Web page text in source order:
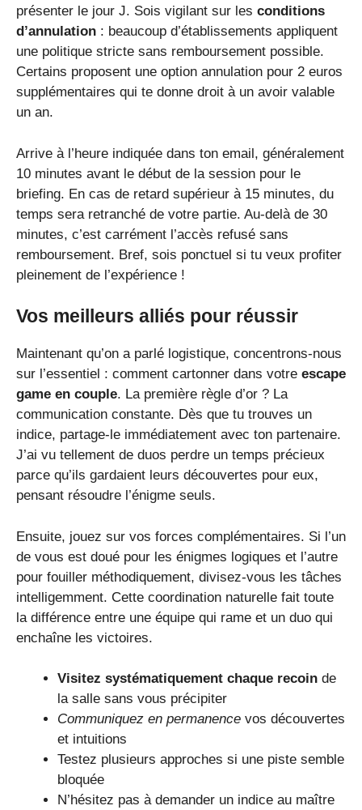
présenter le jour J. Sois vigilant sur les conditions
d’annulation : beaucoup d’établissements appliquent
une politique stricte sans remboursement possible.
Certains proposent une option annulation pour 2 euros
supplémentaires qui te donne droit à un avoir valable
un an.
Arrive à l’heure indiquée dans ton email, généralement
10 minutes avant le début de la session pour le
briefing. En cas de retard supérieur à 15 minutes, du
temps sera retranché de votre partie. Au-delà de 30
minutes, c’est carrément l’accès refusé sans
remboursement. Bref, sois ponctuel si tu veux profiter
pleinement de l’expérience !
Vos meilleurs alliés pour réussir
Maintenant qu’on a parlé logistique, concentrons-nous
sur l’essentiel : comment cartonner dans votre escape
game en couple. La première règle d’or ? La
communication constante. Dès que tu trouves un
indice, partage-le immédiatement avec ton partenaire.
J’ai vu tellement de duos perdre un temps précieux
parce qu’ils gardaient leurs découvertes pour eux,
pensant résoudre l’énigme seuls.
Ensuite, jouez sur vos forces complémentaires. Si l’un
de vous est doué pour les énigmes logiques et l’autre
pour fouiller méthodiquement, divisez-vous les tâches
intelligemment. Cette coordination naturelle fait toute
la différence entre une équipe qui rame et un duo qui
enchaîne les victoires.
Visitez systématiquement chaque recoin de
la salle sans vous précipiter
Communiquez en permanence vos découvertes
et intuitions
Testez plusieurs approches si une piste semble
bloquée
N’hésitez pas à demander un indice au maître